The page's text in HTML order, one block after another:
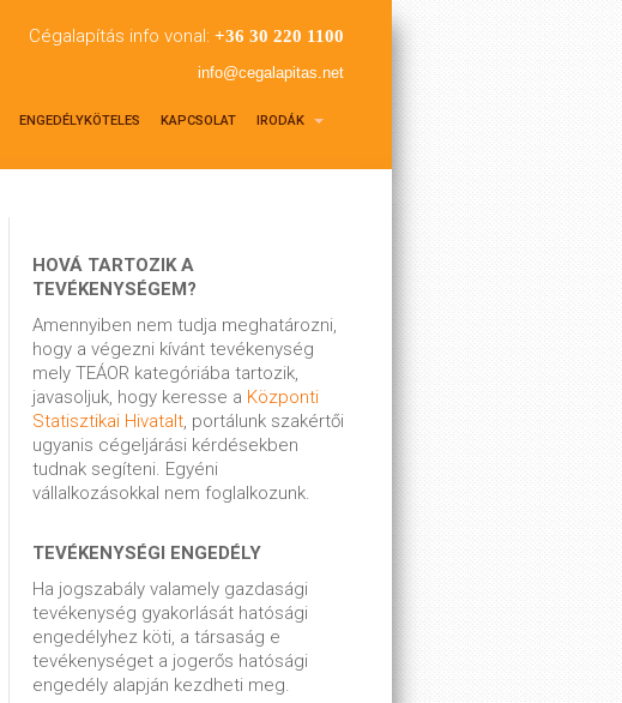
Cégalapítás info vonal: +36 30 220 1100
info@cegalapitas.net
ENGEDÉLYKÖTELES KAPCSOLAT IRODÁK
HOVÁ TARTOZIK A
TEVÉKENYSÉGEM?
Amennyiben nem tudja meghatározni,
hogy a végezni kívánt tevékenység
mely TEÁOR kategóriába tartozik,
javasoljuk, hogy keresse a Központi
Statisztikai Hivatalt, portálunk szakértői
ugyanis cégeljárási kérdésekben
tudnak segíteni. Egyéni
vállalkozásokkal nem foglalkozunk.
TEVÉKENYSÉGI ENGEDÉLY
Ha jogszabály valamely gazdasági
tevékenység gyakorlását hatósági
engedélyhez köti, a társaság e
tevékenységet a jogerős hatósági
engedély alapján kezdheti meg.